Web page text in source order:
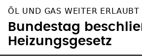
ÖL UND GAS WEITER ERLAUBT
Bundestag
Heizungsgesetz